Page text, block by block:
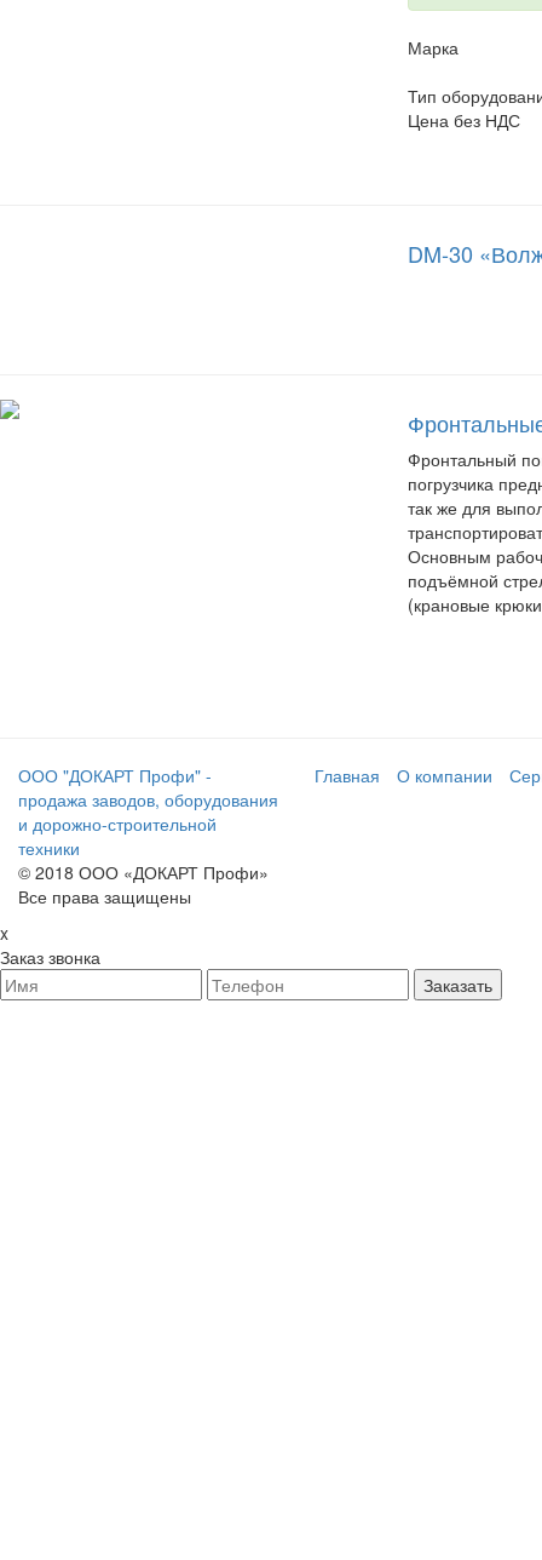
Марка
Тип
Цена без НДС
DM-30
Фронтальный
погрузчика
так же для
Основным
подъёмной
(крановые
ООО "ДОКАРТ Профи" -
продажа заводов, оборудования
и дорожно-строительной
техники
© 2018 ООО «ДОКАРТ Профи»
Все права защищены
Главная О компании
x
Заказ звонка
Заказать